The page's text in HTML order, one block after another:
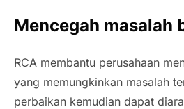
Mencegah masalah
RCA membantu perusahaan
yang memungkinkan masalah
perbaikan kemudian dapat